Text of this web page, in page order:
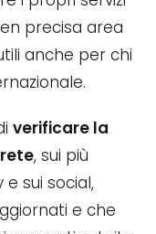
precisa area
anche per chi
verificare la
, sui più
sui social,
e che